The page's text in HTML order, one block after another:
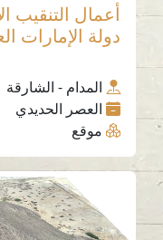
دولة الإمارات
المدام - الشارقة
العصر الحديدي
موقع